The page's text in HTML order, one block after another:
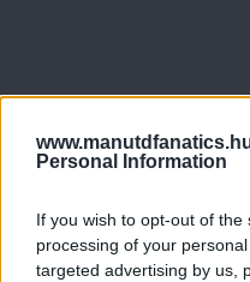
Personal Information
If you wish to opt-out of
processing of your
targeted advertising by us,